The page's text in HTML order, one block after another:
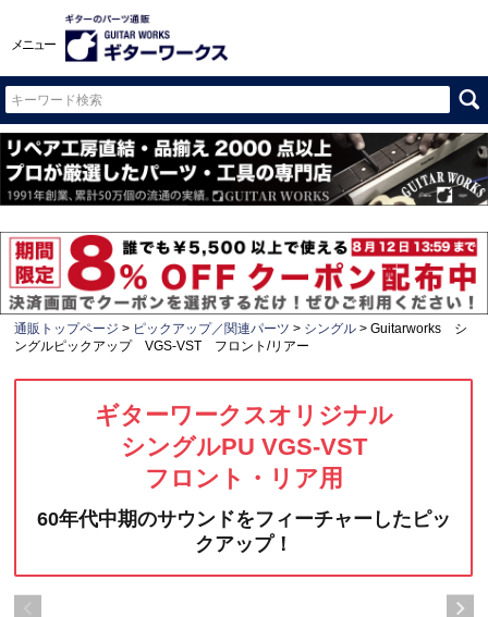
メニュー
通販トップページ ピックアップ／関連パーツ シングル
Guitarworks シ
ングルピックアップ VGS-VST フロント/リアー
ギターワークスオリジナル
シングルPU VGS-VST
フロント・リア用
60年代中期のサウンドをフィーチャーしたピッ
クアップ！